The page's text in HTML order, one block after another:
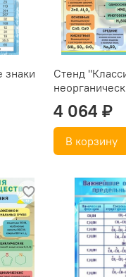
знаки
Стенд
4 064 ₽
В корзину